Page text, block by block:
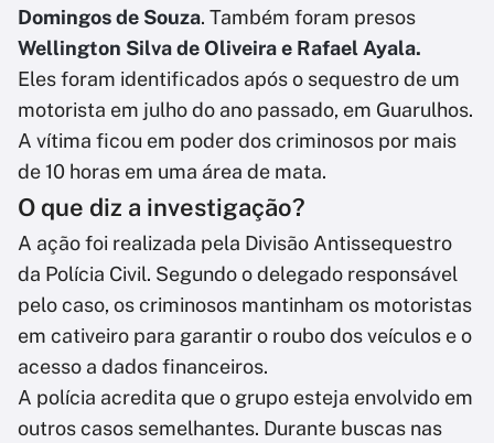
Domingos de Souza. Também foram presos
Wellington Silva de Oliveira e Rafael Ayala.
Eles foram identificados após o sequestro de um
motorista em julho do ano passado, em Guarulhos.
A vítima ficou em poder dos criminosos por mais
de 10 horas em uma área de mata.
O que diz a investigação?
A ação foi realizada pela Divisão Antissequestro
da Polícia Civil. Segundo o delegado responsável
pelo caso, os criminosos mantinham os motoristas
em cativeiro para garantir o roubo dos veículos e o
acesso a dados financeiros.
A polícia acredita que o grupo esteja envolvido em
outros casos semelhantes. Durante buscas nas